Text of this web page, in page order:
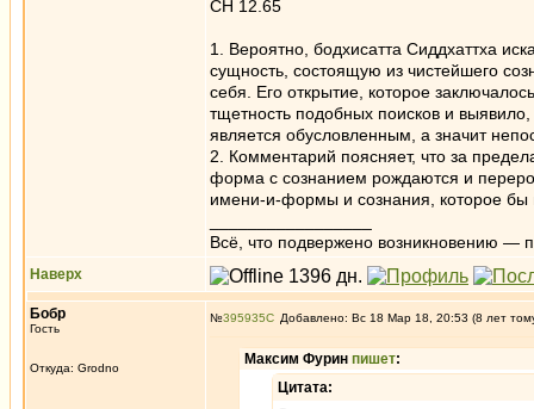
СН 12.65
1. Вероятно, бодхисатта Сиддхаттха
сущность, состоящую из чистейшего
себя. Его открытие, которое
тщетность подобных поисков и
является обусловленным, а значит
2. Комментарий поясняет, что за
форма с сознанием рождаются и
имени-и-формы и сознания, которое бы
Всё, что подвержено возникновению —
Наверх
Бобр
Гость
Откуда: Grodno
№395935 Добавлено: Вс 18 Мар 18, 20:53 (8 лет
Максим Фурин пишет:
Цитата: